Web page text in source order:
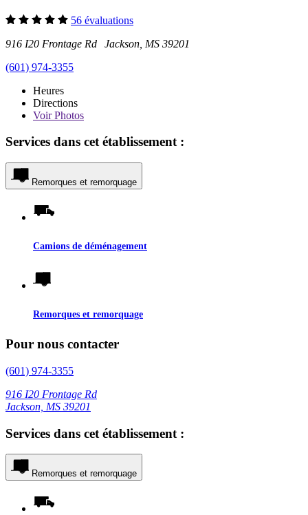
56 évaluations
916 I20 Frontage Rd Jackson, MS 39201
(601) 974-3355
Heures
Directions
VoirPhotos
Services dans cet établissement :
Remorques et remorquage
Camions de déménagement
Remorques et remorquage
Pour nous contacter
(601) 974-3355
916 I20 Frontage Rd
Jackson, MS 39201
Services dans cet établissement :
Remorques et remorquage